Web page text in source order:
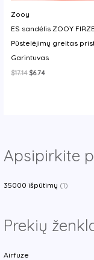
Apsipirkite
35000 išpūtimų (1)
Prekių
Airfuze
Zooy
ES sandėlis ZOOY
Pūstelėjimų greitas
Garintuvas
$17.14 Original
$6.74Current